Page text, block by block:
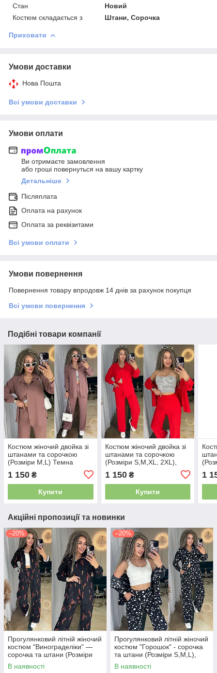
Стан
Новий
Костюм складається з
Штани, Сорочка
Приховати
Умови доставки
Нова Пошта
Всі умови доставки
Умови оплати
Ви отримаєте замовлення
або гроші повернуться на вашу картку
Детальніше
Післяплата
Оплата на рахунок
Оплата за реквізитами
Всі умови оплати
Умови повернення
Повернення товару впродовж 14 днів за рахунок покупця
Всі умови повернення
Подібні товари компанії
Костюм жіночий двойка зі
штанами та сорочкою
(Розміри M,L) Темна
1 150 ₴
Купити
Костюм жіночий двойка зі
штанами та сорочкою
(Розміри S,M,XL, 2XL),
1 150₴
Купити
1
Акційні пропозиції та новинки
–20%
Прогулянковий літній жіночий
костюм "Винограделіки" —
сорочка та штани (Розміри
S), Чорний
В наявності
–20%
Прогулянковий літній жіночий
костюм "Горошок" - сорочка
та штани (Розміри S,M,L),
Чорний
В наявності